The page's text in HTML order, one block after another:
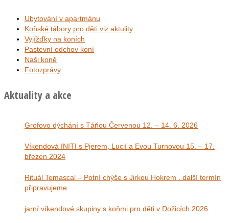
Ubytování v apartmánu
Koňské tábory pro děti viz aktulity
Vyjížďky na koních
Pastevní odchov koní
Naši koně
Fotozprávy
Aktuality a akce
Grofovo dýchání s Táňou Červenou 12. – 14. 6. 2026
Víkendová INITI s Pjerem, Lucií a Evou Turnovou 15. – 17.
březen 2024
Rituál Temascal – Potní chýše s Jirkou Hokrem . další termín
připravujeme
jarní víkendové skupiny s koňmi pro děti v Dožicích 2026